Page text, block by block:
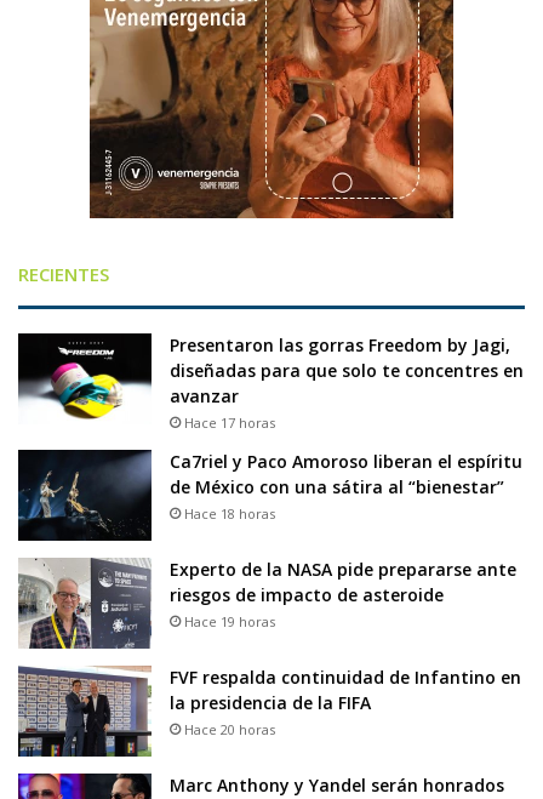
RECIENTES
Presentaron las gorras Freedom by Jagi,
diseñadas para que solo te concentres en
avanzar
Hace 17 horas
Ca7riel y Paco Amoroso liberan el espíritu
de México con una sátira al “bienestar”
Hace 18 horas
Experto de la NASA pide prepararse ante
riesgos de impacto de asteroide
Hace 19 horas
FVF respalda continuidad de Infantino en
la presidencia de la FIFA
Hace 20 horas
Marc Anthony y Yandel serán honrados